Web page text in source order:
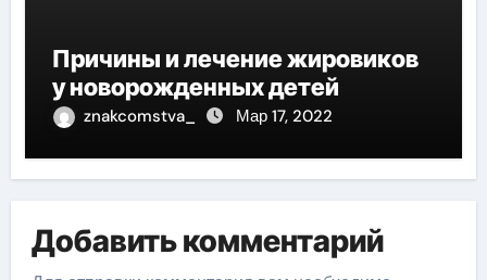
Причины и лечение жировиков
у новорожденных детей
znakcomstva_ Мар 17, 2022
Добавить комментарий